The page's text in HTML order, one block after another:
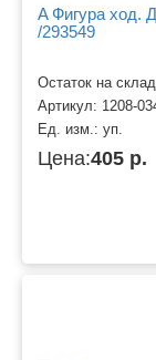
A Фигура ход.
/293549
Остаток на
Артикул: 1208-
Ед. изм.: уп.
Цена:405 р.